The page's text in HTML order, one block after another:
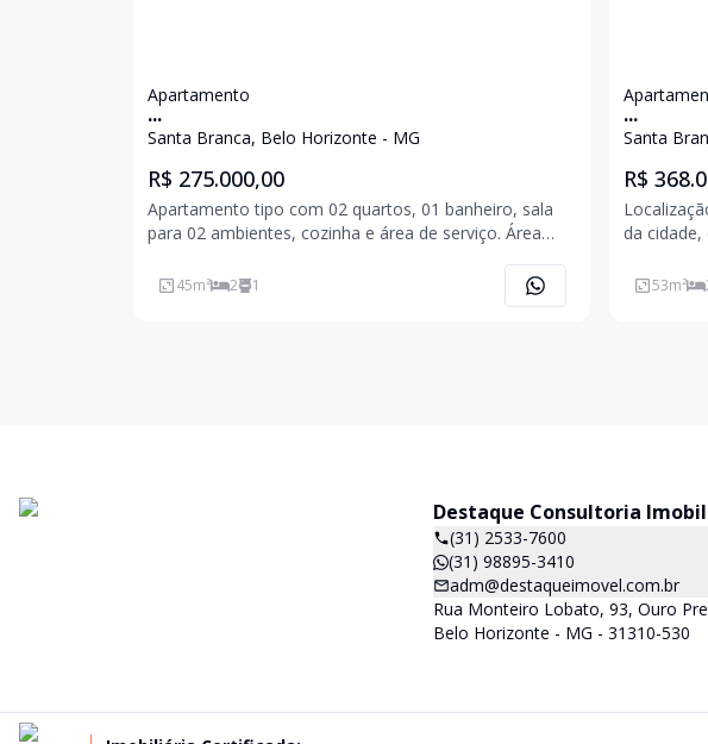
Apartamento
...
Santa Branca, Belo Horizonte - MG
R$ 275.000,00
Apartamento tipo com 02 quartos, 01 banheiro, sala
para 02 ambientes, cozinha e área de serviço. Área
garagem descobertas. Janelas de alumínio e prédio
45m² 2 1
...
Santa
R$
da cidade, como
social,
53m²
Destaque Consultoria
(31) 2533-7600
(31) 98895-3410
adm@destaqueimovel.com.br
Rua Monteiro Lobato, 93, Ouro
Belo Horizonte - MG - 31310-530